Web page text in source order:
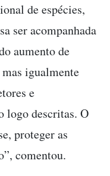
de espécies,
ser acompanhada
aumento de
mas igualmente
e
logo descritas. O
proteger as
comentou.